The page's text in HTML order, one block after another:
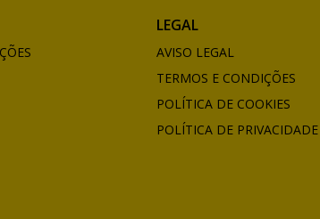
LEGAL
AVISO LEGAL
TERMOS E CONDIÇÕES
POLÍTICA DE COOKIES
POLÍTICA DE PRIVACIDADE